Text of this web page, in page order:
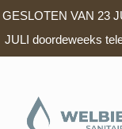
GESLOTEN VAN 23
JULI doordeweeks